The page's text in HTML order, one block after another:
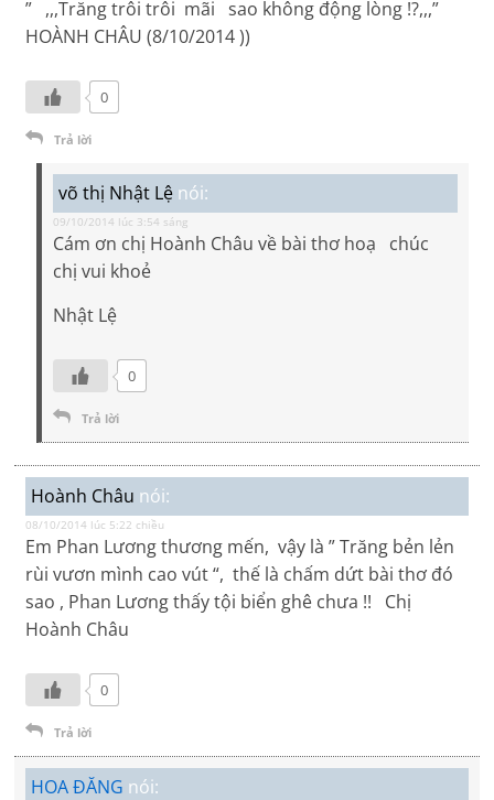
” ,,,Trăng trôi trôi mãi sao không động lòng !?,,,”
HOÀNH CHÂU (8/10/2014 ))
0
Trả lời
võ thị Nhật Lệ nói:
09/10/2014 lúc 3:54 sáng
Cám ơn chị Hoành Châu về bài thơ hoạ chúc
chị vui khoẻ
Nhật Lệ
0
Trả lời
Hoành Châu nói:
08/10/2014 lúc 5:22 chiều
Em Phan Lương thương mến, vậy là ” Trăng bẻn lẻn
rùi vươn mình cao vút “, thế là chấm dứt bài thơ đó
sao , Phan Lương thấy tội biển ghê chưa !! Chị
Hoành Châu
0
Trả lời
HOA ĐĂNG nói: